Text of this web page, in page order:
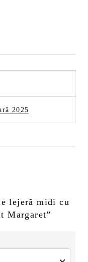
2025
lejeră midi cu
Margaret”